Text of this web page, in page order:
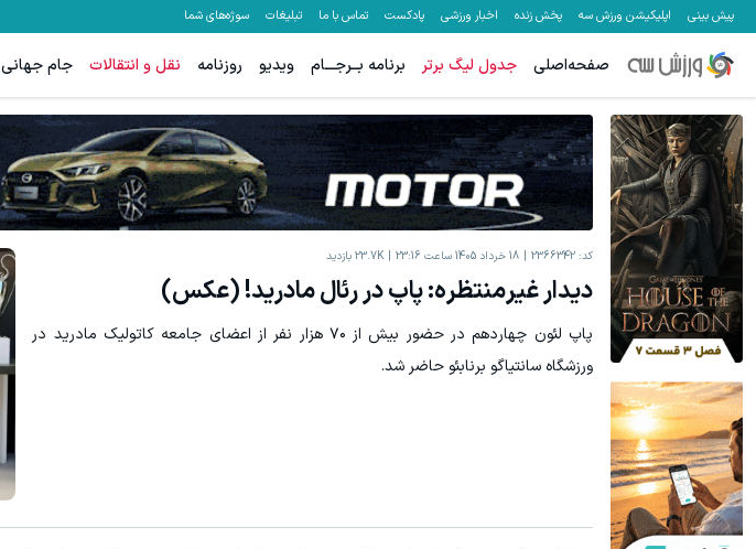
پیش بینی اپلیکیشن ورزش سه پخش زنده اخبار ورزشی پادکست تماس با ما تبلیغات سوژه‌های شما
صفحه‌اصلی جدول لیگ برتر برنامه بــرجـــام ویدیو روزنامه نقل و انتقالات جام جهانی
کد: 2366342 18 خرداد 1405 ساعت 23:16 23.7K بازدید
دیدار غیرمنتظره: پاپ در رئال مادرید! (عکس)
پاپ لئون چهاردهم در حضور بیش از ۷۰ هزار نفر از اعضای جامعه کاتولیک مادرید در
ورزشگاه سانتیاگو برنابئو حاضر شد.